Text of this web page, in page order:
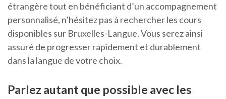
étrangère tout en bénéficiant d’un accompagnement
personnalisé, n’hésitez pas à rechercher les cours
disponibles sur Bruxelles-Langue. Vous serez ainsi
assuré de progresser rapidement et durablement
dans la langue de votre choix.
Parlez autant que possible avec les